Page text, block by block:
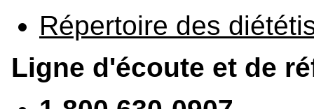
Répertoire des
Ligne d'écoute et de